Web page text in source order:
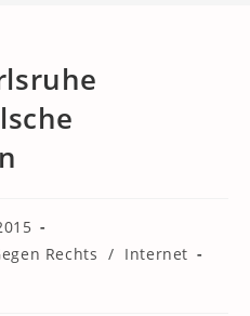
Rechts / Internet